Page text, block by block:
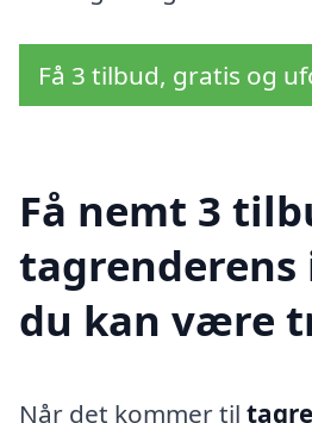
Få 3 tilbud, gratis og
Få nemt 3
tagrenderens
du kan være
Når det kommer til